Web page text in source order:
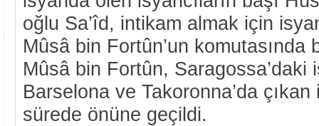
oğlu Sa’îd, intikam almak için
Mûsâ bin Fortûn’un komutasında
Mûsâ bin Fortûn, Saragossa’daki
Barselona ve Takoronna’da çıkan
sürede önüne geçildi.